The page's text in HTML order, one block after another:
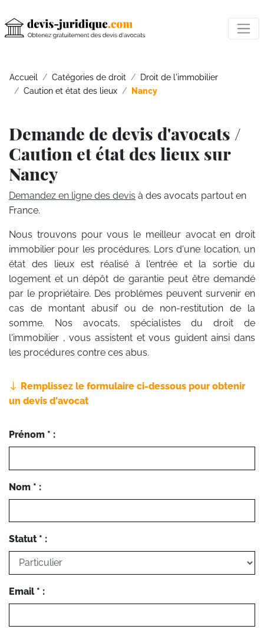
Accueil Catégories de droit
Droit de l'immobilier
Caution et état des lieux
Nancy
Demande de devis d'avocats /
Caution et état des lieux sur
Nancy
Demandez en ligne des devis à des avocats partout en
France.
Nous trouvons pour vous le meilleur avocat en droit
immobilier pour les procédures. Lors d'une location, un
état des lieux est réalisé à l'entrée et la sortie du
logement et un dépôt de garantie peut être demandé
par le propriétaire. Des problèmes peuvent survenir en
cas de montant abusif ou de non-restitution de la
somme. Nos avocats, spécialistes du droit de
l'immobilier , vous assistent et vous guident ainsi dans
les procédures contre ces abus.
Remplissez le formulaire ci-dessous pour obtenir
un devis d'avocat
Prénom * :
Nom * :
Statut * :
Email * :